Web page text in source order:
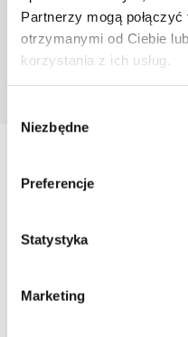
Partnerzy mogą
otrzymanymi od Ciebie
korzystania z ich usług.
zgody
Niezbędne
Preferencje
Statystyka
Marketing
Podobne produkty